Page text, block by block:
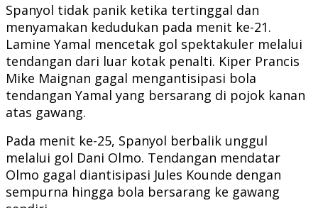
Spanyol tidak panik ketika tertinggal dan
menyamakan kedudukan pada menit ke-21.
Lamine Yamal mencetak gol spektakuler melalui
tendangan dari luar kotak penalti. Kiper Prancis
Mike Maignan gagal mengantisipasi bola
tendangan Yamal yang bersarang di pojok kanan
atas gawang.
Pada menit ke-25, Spanyol berbalik unggul
melalui gol Dani Olmo. Tendangan mendatar
Olmo gagal diantisipasi Jules Kounde dengan
sempurna hingga bola bersarang ke gawang